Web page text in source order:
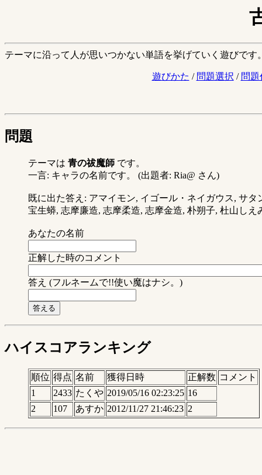
テーマに沿って人が思いつかない単語を挙げていく遊びです
遊びかた / 問題選択 / 問題
問題
テーマは 青の祓魔師 です。
一言: キャラの名前です。 (出題者: Ria@ さん)
既に出た答え: アマイモン, イゴール・ネイガウス, サ
宝生蟒, 志摩廉造, 志摩柔造, 志摩金造, 朴朔子, 杜山し
あなたの名前
正解した時のコメント
答え (フルネームで!!使い魔はナシ。)
ハイスコアランキング
順位 得点 名前 獲得日時 正解数 コメント
1
2433 たくや 2019/05/16 02:23:25 16
2
107 あすか 2012/11/27 21:46:23 2